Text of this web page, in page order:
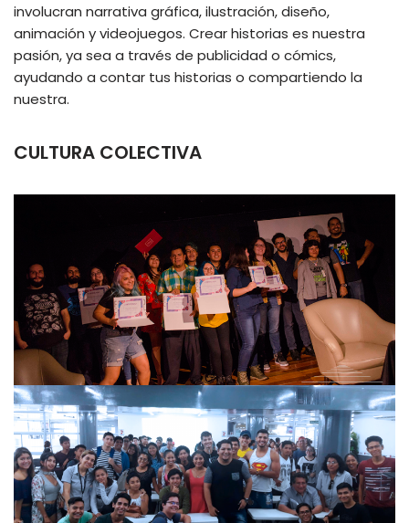
involucran narrativa gráfica, ilustración, diseño,
animación y videojuegos. Crear historias es nuestra
pasión, ya sea a través de publicidad o cómics,
ayudando a contar tus historias o compartiendo la
nuestra.
CULTURA COLECTIVA